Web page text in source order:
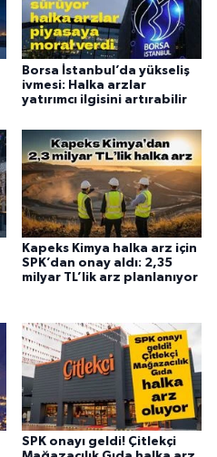
Borsa İstanbul’da yükseliş
ivmesi: Halka arzlar
yatırımcı ilgisini artırabilir
Kapeks Kimya halka arz için
SPK’dan onay aldı: 2,35
milyar TL’lik arz planlanıyor
SPK onayı geldi! Çitlekçi